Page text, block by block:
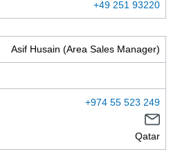
+49 251 93220
Asif Husain (Area Sales Manager)
+974 55 523 249
Qatar